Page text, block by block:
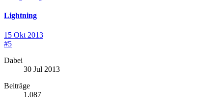
Lightning
15 Okt 2013
#5
Dabei
30 Jul 2013
Beiträge
1.087